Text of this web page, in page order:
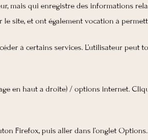
mais qui enregistre des informations
site, et ont également vocation à
à certains services. L’utilisateur
en haut a droite) / options internet.
Firefox, puis aller dans l’onglet